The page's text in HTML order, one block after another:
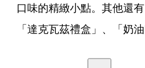
口味的精緻小點。其他還
「達克瓦茲禮盒」、「奶